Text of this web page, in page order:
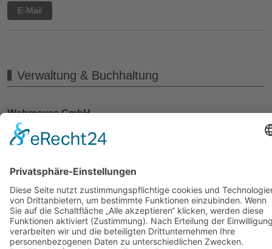
E-Mail
Verwaltung & Buchhaltung
Webmoves GmbH
Sassenburger Weg 2b
22147 Hamburg